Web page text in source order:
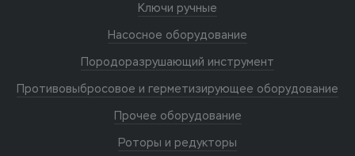
Ключи ручные
Насосное оборудование
Породоразрушающий инструмент
Противовыбросовое и герметизирующее оборудование
Прочее оборудование
Роторы и редукторы